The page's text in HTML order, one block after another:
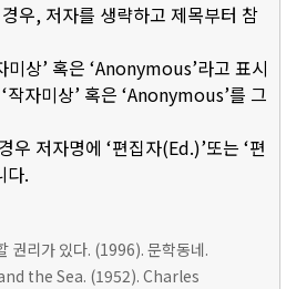
우, 저자를 생략하고 제목부터 참
상’ 혹은 ‘Anonymous’라고 표시
작자미상’ 혹은 ‘Anonymous’를 그
우 저자명에 ‘편집자(Ed.)’또는 ‘편
다.
권리가 있다. (1996). 문학동네.
the Sea. (1952). Charles